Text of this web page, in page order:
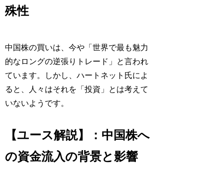
殊性
中国株の買いは、今や「世界で最も魅力
的なロングの逆張りトレード」と言われ
ています。しかし、ハートネット氏によ
ると、人々はそれを「投資」とは考えて
いないようです。
【ユース解説】：中国株へ
の資金流入の背景と影響